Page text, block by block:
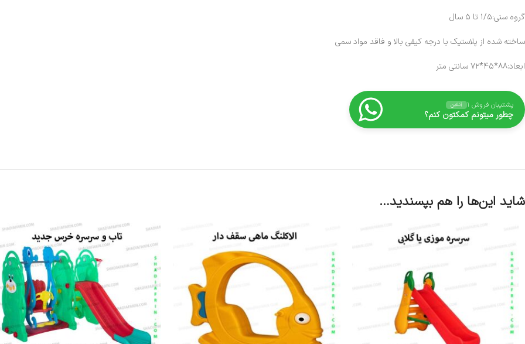
گروه سنی:۱/۵ تا ۵ سال
ساخته شده از پلاستیک با درجه کیفی بالا و فاقد مواد سمی
ابعاد:۸۸*۴۵*۷۲ سانتی متر
پشتیبان فروش ۱ آنلاین
چطور میتونم کمکتون کنم؟
شاید این‌ها را هم بپسندید…